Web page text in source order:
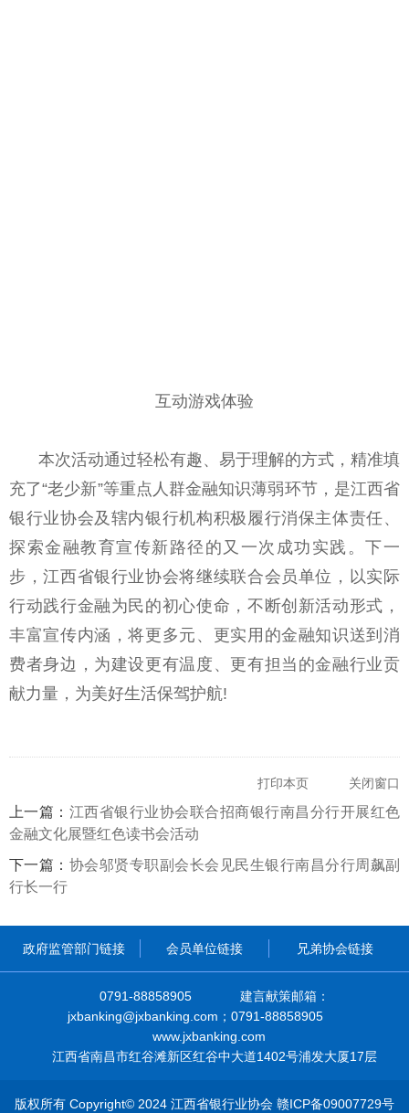
互动游戏体验
本次活动通过轻松有趣、易于理解的方式，精准填
充了“老少新”等重点人群金融知识薄弱环节，是江西省
银行业协会及辖内银行机构积极履行消保主体责任、
探索金融教育宣传新路径的又一次成功实践。下一
步，江西省银行业协会将继续联合会员单位，以实际
行动践行金融为民的初心使命，不断创新活动形式，
丰富宣传内涵，将更多元、更实用的金融知识送到消
费者身边，为建设更有温度、更有担当的金融行业贡
献力量，为美好生活保驾护航!
打印本页 关闭窗口
上一篇： 江西省银行业协会联合招商银行南昌分行开展红色
金融文化展暨红色读书会活动
下一篇： 协会邬贤专职副会长会见民生银行南昌分行周飙副
行长一行
政府监管部门链接 会员单位链接 兄弟协会链接
0791-88858905
建言献策邮箱：
jxbanking@jxbanking.com；0791-88858905
www.jxbanking.com
江西省南昌市红谷滩新区红谷中大道1402号浦发大厦17层
版权所有 Copyright© 2024 江西省银行业协会 赣ICP备09007729号